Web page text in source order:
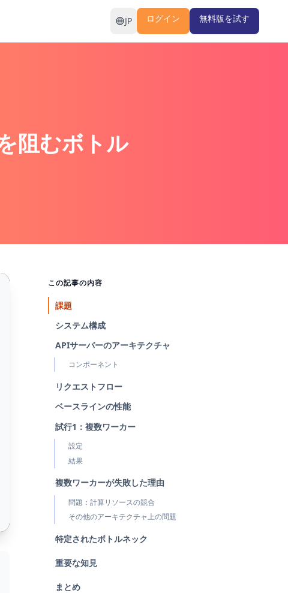
JP ログイン 無料版を試す
阻むボトル
この記事の内容
課題
システム構成
APIサーバーのアーキテクチャ
コンポーネント
リクエストフロー
ベースラインの性能
試行1：複数ワーカー
設定
結果
複数ワーカーが失敗した理由
問題：計算リソースの競合
その他のアーキテクチャ上の問題
特定されたボトルネック
重要な知見
まとめ